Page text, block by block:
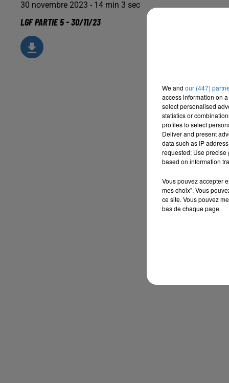
30 novembre 2023 - 14 min 3 sec
LGF PARTIE 5 - 30/11/23
We and our (447)
access information on
select personalised
statistics or
profiles to select
Deliver and present
data such as IP
requested; Use precise
based on information
Vous pouvez accepter
mes choix". Vous
ce site. Vous pouvez
bas de chaque page.